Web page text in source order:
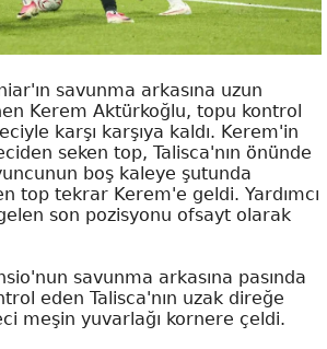
savunma arkasına uzun
Kerem Aktürkoğlu, topu kontrol
karşı karşıya kaldı. Kerem'in
seken top, Talisca'nın önünde
boş kaleye şutunda
top tekrar Kerem'e geldi. Yardımcı
son pozisyonu ofsayt olarak
savunma arkasına pasında
eden Talisca'nın uzak direğe
meşin yuvarlağı kornere çeldi.